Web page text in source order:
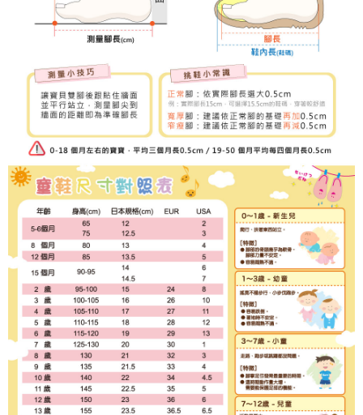
請求用戶進行身份認證。
５．嚴禁一人註冊多個帳號或使用他人資訊註冊。若發現惡意使用之情形，
恩沛科技股份有限公司將有權停止該用戶之使用額度並採取法律行動。